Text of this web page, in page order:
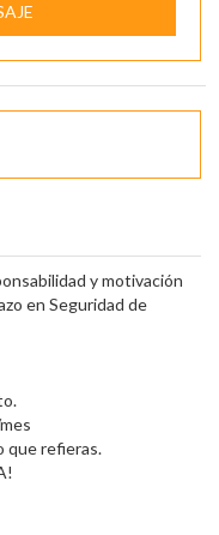
y motivación
en Seguridad de
que refieras.